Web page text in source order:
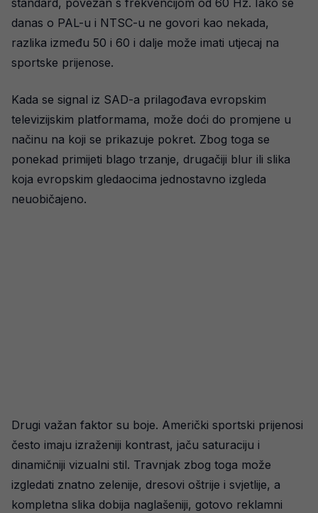
standard, povezan s frekvencijom od 60 Hz. Iako se
danas o PAL-u i NTSC-u ne govori kao nekada,
razlika između 50 i 60 i dalje može imati utjecaj na
sportske prijenose.
Kada se signal iz SAD-a prilagođava evropskim
televizijskim platformama, može doći do promjene u
načinu na koji se prikazuje pokret. Zbog toga se
ponekad primijeti blago trzanje, drugačiji blur ili slika
koja evropskim gledaocima jednostavno izgleda
neuobičajeno.
Drugi važan faktor su boje. Američki sportski prijenosi
često imaju izraženiji kontrast, jaču saturaciju i
dinamičniji vizualni stil. Travnjak zbog toga može
izgledati znatno zelenije, dresovi oštrije i svjetlije, a
kompletna slika dobija naglašeniji, gotovo reklamni